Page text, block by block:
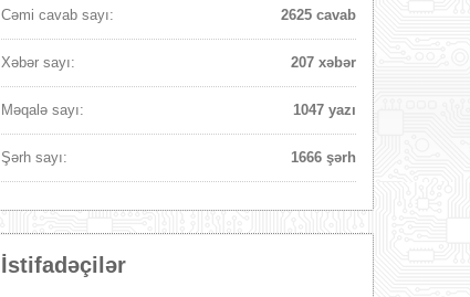
Cəmi cavab sayı: 2625 cavab
Xəbər sayı: 207 xəbər
Məqalə sayı: 1047 yazı
Şərh sayı: 1666 şərh
İstifadəçilər